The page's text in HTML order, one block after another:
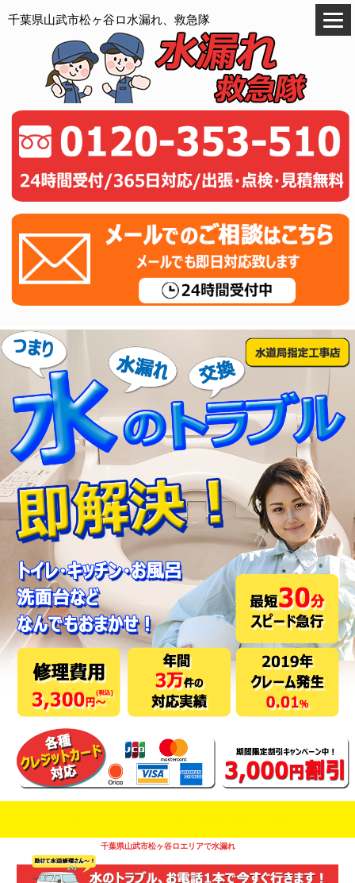
千葉県山武市松ヶ谷ロ水漏れ、救急隊
千葉県山武市松ヶ谷ロエリアで水漏れ